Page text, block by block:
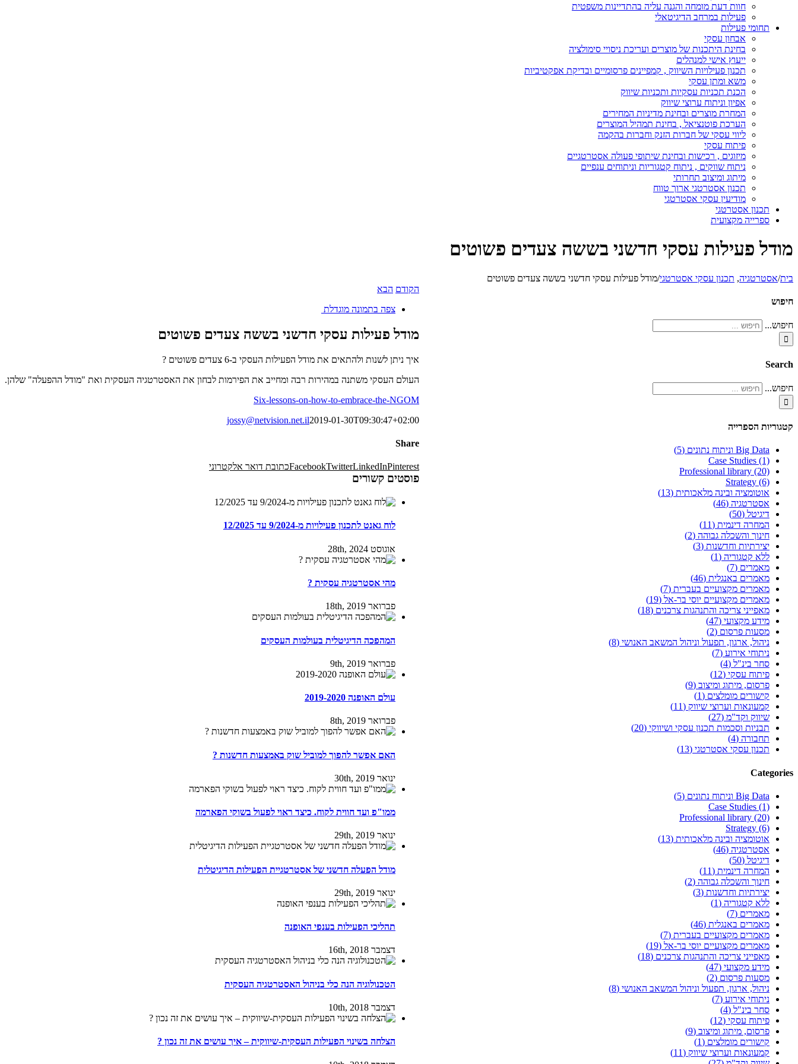
חוות דעת מומחה והגנה עליה בהתדיינות משפטית
פעילות במרחב הדיגיטאלי
תחומי פעילות
אבחון עסקי
בחינת היתכנות של מוצרים ועריכת ניסויי סימולציה
ייעוץ אישי למנהלים
תכנון פעילויות השיווק , קמפיינים פרסומיים ובדיקת אפקטיביות
משא ומתן עסקי
הכנת תכניות עסקיות ותכניות שיווק
אפיון וניתוח ערוצי שיווק
המחרת מוצרים ובחינת מדיניות המחירים
הערכת פוטנציאל , בחינת תמהיל המוצרים
ליווי עסקי של חברות הזנק וחברות בהקמה
פיתוח עסקי
מיזוגים , רכישות ובחינת שיתופי פעולה אסטרטגיים
ניתוח שווקים , ניתוח קטגוריות וניתוחים ענפיים
מיתוג ומיצוב תחרותי
תכנון אסטרטגי ארוך טווח
מודיעין עסקי אסטרטגי
תכנון אסטרטגי
ספרייה מקצועית
מודל פעילות עסקי חדשני בששה צעדים פשוטים
בית/אסטרטגיה, תכנון עסקי אסטרטגי/מודל פעילות עסקי חדשני בששה צעדים פשוטים
הקודם הבא
צפה בתמונה מוגדלת
מודל פעילות עסקי חדשני בששה צעדים פשוטים
איך ניתן לשנות ולהתאים את מודל הפעילות העסקי ב-6 צעדים פשוטים ?
העולם העסקי משתנה במהירות רבה ומחייב את הפירמות לבחון את האסטרטגיה העסקית ואת "מודל ההפעלה" שלהן.
Six-lessons-on-how-to-embrace-the-NGOM
jossy@netvision.net.il2019-01-30T09:30:47+02:00
Share
FacebookTwitterLinkedInPinterest כתובת דואר אלקטרוני
פוסטים קשורים
לוח גאנט לתכנון פעילויות מ-9/2024 עד 12/2025
אוגוסט 28th, 2024
מהי אסטרטגיה עסקית ?
פברואר 18th, 2019
המהפכה הדיגיטלית בעולמות העסקים
פברואר 9th, 2019
עולם האופנה 2019-2020
פברואר 8th, 2019
האם אפשר להפוך למוביל שוק באמצעות חדשנות ?
ינואר 30th, 2019
ממו"פ ועד חווית לקוח. כיצד ראוי לפעול בשוקי הפארמה
ינואר 29th, 2019
מודל הפעלה חדשני של אסטרטגיית הפעילות הדיגיטלית
ינואר 29th, 2019
תהליכי הפעילות בענפי האופנה
דצמבר 16th, 2018
הטכנולוגיה הנה כלי בניהול האסטרטגיה העסקית
דצמבר 10th, 2018
הצלחה בשינוי הפעילות העסקית-שיווקית – איך עושים את זה נכון ?
חיפוש
חיפוש...
Search
חיפוש...
קטגוריות הספרייה
Big Data וניתוח נתונים (5)
Case Studies (1)
Professional library (20)
Strategy (6)
אוטומציה ובינה מלאכותית (13)
אסטרטגיה (46)
דיגיטל (50)
המחרה דינמית (11)
חינוך והשכלה גבוהה (2)
יצירתיות וחדשנות (3)
ללא קטגוריה (1)
מאמרים (7)
מאמרים באנגלית (46)
מאמרים מקצועיים בעברית (7)
מאמרים מקצועיים יוסי בר-אל (19)
מאפייני צריכה והתנהגות צרכנים (18)
מידע מקצועי (47)
מסעות פרסום (2)
ניהול, ארגון, תפעול וניהול המשאב האנושי (8)
ניתוחי אירוע (7)
סחר בינ"ל (4)
פיתוח עסקי (12)
פרסום, מיתוג ומיצוב (9)
קישורים מומלצים (1)
קמעונאות וערוצי שיווק (11)
שיווק וקד"מ (27)
תבניות וסכמות תכנון עסקי ושיווקי (20)
תחבורה (4)
תכנון עסקי אסטרטגי (13)
Categories
Big Data וניתוח נתונים (5)
Case Studies (1)
Professional library (20)
Strategy (6)
אוטומציה ובינה מלאכותית (13)
אסטרטגיה (46)
דיגיטל (50)
המחרה דינמית (11)
חינוך והשכלה גבוהה (2)
יצירתיות וחדשנות (3)
ללא קטגוריה (1)
מאמרים (7)
מאמרים באנגלית (46)
מאמרים מקצועיים בעברית (7)
מאמרים מקצועיים יוסי בר-אל (19)
מאפייני צריכה והתנהגות צרכנים (18)
מידע מקצועי (47)
מסעות פרסום (2)
ניהול, ארגון, תפעול וניהול המשאב האנושי (8)
ניתוחי אירוע (7)
סחר בינ"ל (4)
פיתוח עסקי (12)
פרסום, מיתוג ומיצוב (9)
קישורים מומלצים (1)
קמעונאות וערוצי שיווק (11)